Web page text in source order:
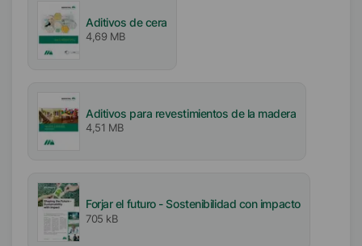
Valor pH
6.5
Aditivos de cera
4,69 MB
Aditivos para revestimientos de la madera
4,51 MB
Forjar el futuro - Sostenibilidad con impacto
705 kB